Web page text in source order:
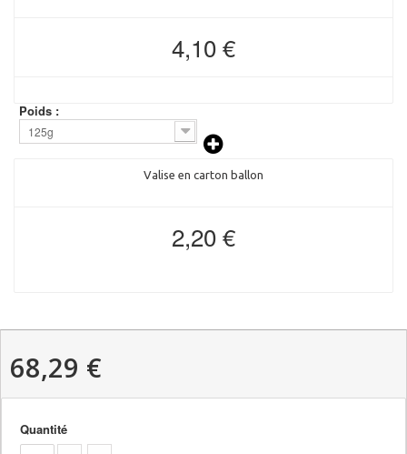
4,10 €
Poids :
125g
Valise en carton ballon
2,20 €
68,29 €
Quantité